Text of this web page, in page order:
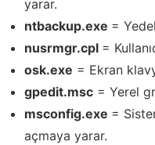
yarar.
ntbackup.exe =
nusrmgr.cpl =
osk.exe = Ekran
gpedit.msc = Yerel
msconfig.exe =
açmaya yarar.